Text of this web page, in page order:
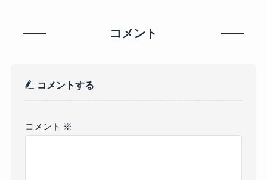
コメント
コメントする
コメント ※